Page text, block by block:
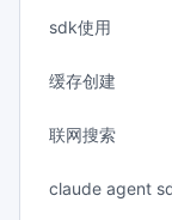
sdk使用
缓存创建
联网搜索
claude agent